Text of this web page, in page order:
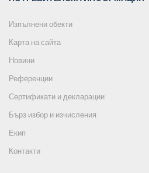
Изпълнени обекти
Карта на сайта
Новини
Референции
Сертификати и декларации
Бърз избор и изчисления
Екип
Контакти